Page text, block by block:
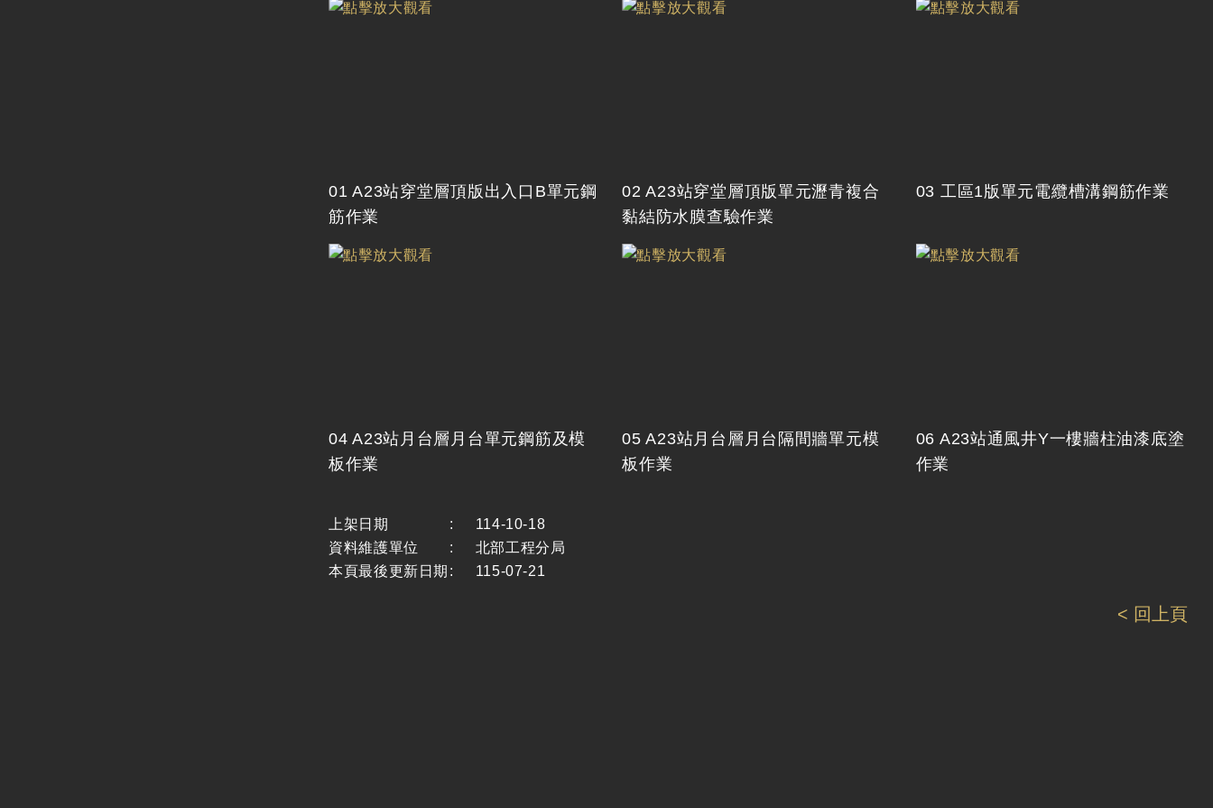
01 A23站穿堂層頂版出入口B單元鋼
筋作業
02 A23站穿堂層頂版單元瀝青複合
黏結防水膜查驗作業
03 工區1版單元電纜槽溝鋼筋作業
04 A23站月台層月台單元鋼筋及模
板作業
05 A23站月台層月台隔間牆單元模
板作業
06 A23站通風井Y一樓牆柱油漆底塗
作業
上架日期 :
114-10-18
資料維護單位
:
北部工程分局
本頁最後更新日期 : 115-07-21
< 回上頁